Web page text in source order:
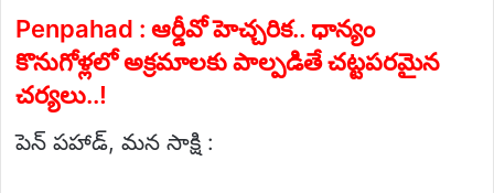
email
Penpahad : ఆర్డీవో హెచ్చరిక.. ధాన్యం
కొనుగోళ్లలో అక్రమాలకు పాల్పడితే చట్టపరమైన
చర్యలు..!
పెన్ పహాడ్, మన సాక్షి :